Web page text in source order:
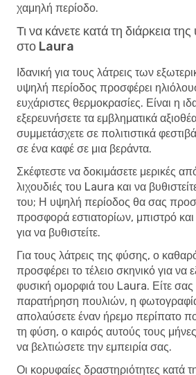
χαμηλή περίοδο.
Τι να κάνετε κατά τη διάρκεια
στο Laura
Ιδανική για τους λάτρεις των
υψηλή περίοδος προσφέρει
ευχάριστες θερμοκρασίες. Είναι η
εξερευνήσετε τα εμβληματικά
συμμετάσχετε σε πολιτιστικά
σε ένα καφέ σε μια βεράντα.
Σκέφτεστε να δοκιμάσετε μερικές
λιχουδιές του Laura και να
του; Η υψηλή περίοδος θα σας
προσφορά εστιατορίων, μπιστρό
για να βυθιστείτε.
Για τους λάτρεις της φύσης, ο
προσφέρει το τέλειο σκηνικό για να
φυσική ομορφιά του Laura. Είτε σας
παρατήρηση πουλιών, η
απολαύσετε έναν ήρεμο περίπατο
τη φύση, ο καιρός αυτούς τους
να βελτιώσετε την εμπειρία σας.
Οι κορυφαίες δραστηριότητες κατά